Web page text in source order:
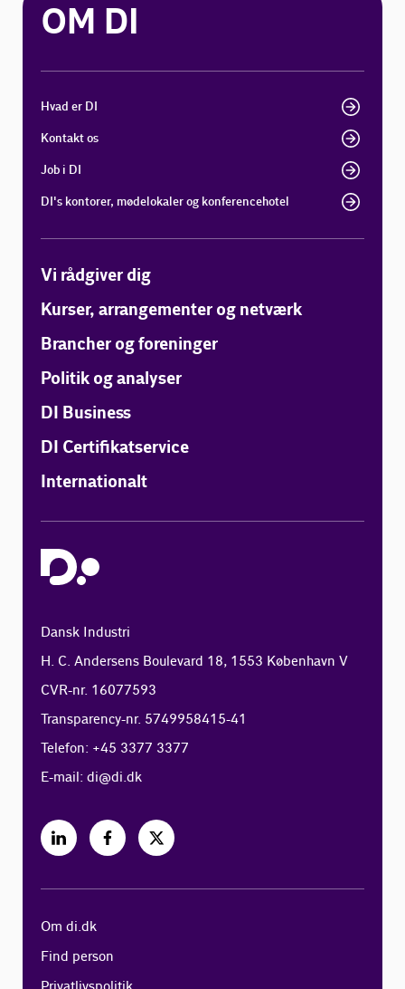
OM DI
Hvad er DI
Kontakt os
Job i DI
DI's kontorer, mødelokaler og konferencehotel
Vi rådgiver dig
Kurser, arrangementer og netværk
Brancher og foreninger
Politik og analyser
DI Business
DI Certifikatservice
Internationalt
Dansk Industri
H. C. Andersens Boulevard 18, 1553 København V
CVR-nr. 16077593
Transparency-nr. 5749958415-41
Telefon: +45 3377 3377
E-mail:di@di.dk
Om di.dk
Find person